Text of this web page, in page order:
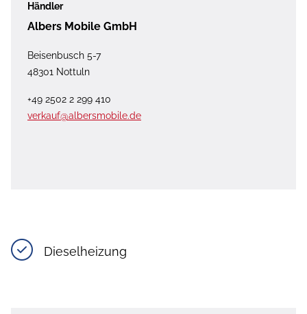
Händler
Albers Mobile GmbH
Beisenbusch 5-7
48301 Nottuln
+49 2502 2 299 410
verkauf@albersmobile.de
Dieselheizung